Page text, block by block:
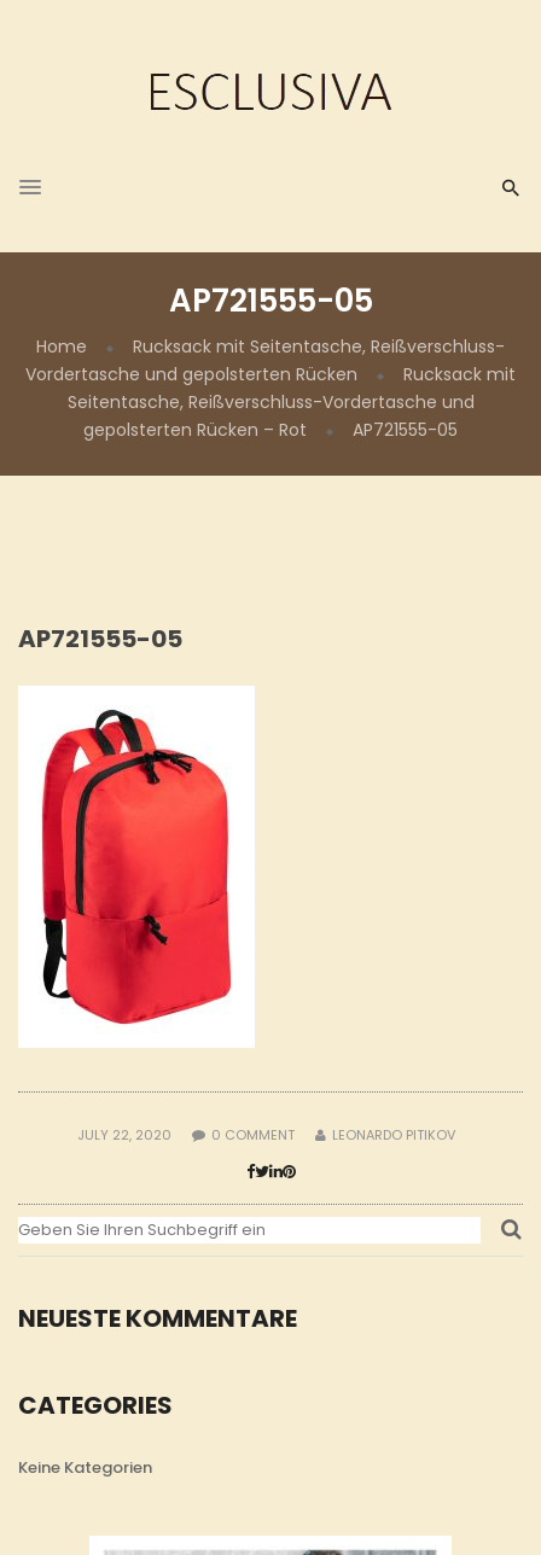
AP721555-05
Home
Rucksack mit Seitentasche, Reißverschluss-
Vordertasche und gepolsterten Rücken
Rucksack mit
Seitentasche, Reißverschluss-Vordertasche und
gepolsterten Rücken – Rot
AP721555-05
NEUESTE KOMMENTARE
CATEGORIES
Keine Kategorien
AP721555-05
JULY 22, 2020 0 COMMENT LEONARDO PITIKOV